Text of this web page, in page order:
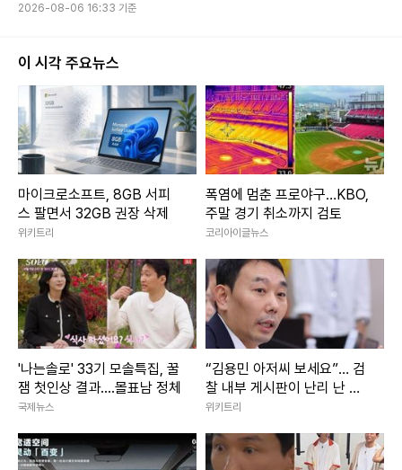
2026-08-06 16:33 기준
이 시각 주요뉴스
마이크로소프트, 8GB 서피
스 팔면서 32GB 권장 삭제
위키트리
폭염에 멈춘 프로야구…KBO,
주말 경기 취소까지 검토
코리아이글뉴스
'나는솔로' 33기 모솔특집, 꿀
잼 첫인상 결과....몰표남 정체
국제뉴스
“김용민 아저씨 보세요”… 검
찰 내부 게시판이 난리 난 이
유
위키트리